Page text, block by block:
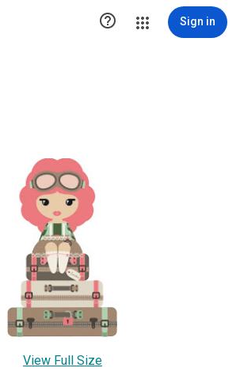
 Sign in
View Full Size